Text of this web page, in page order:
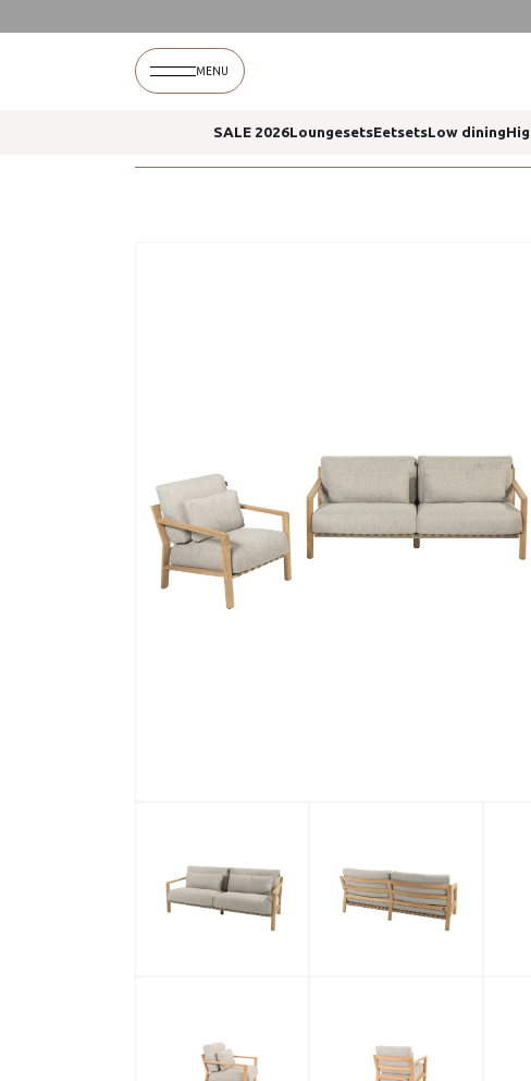
MENU
SALE 2026LoungesetsEetsetsLow dining
Loungesets Lucas loungeset 4